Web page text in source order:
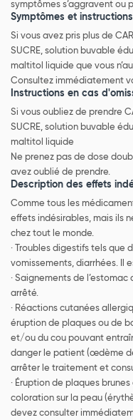
symptômes s’aggravent ou
Symptômes et
Si vous avez pris plus de
SUCRE, solution buvable
maltitol liquide que vous
Consultez immédiatement
Instructions en cas
Si vous oubliez de prendre
SUCRE, solution buvable
maltitol liquide
Ne prenez pas de dose
avez oublié de prendre.
Description des effets
Comme tous les
effets indésirables, mais ils
chez tout le monde.
· Troubles digestifs tels que
vomissements, diarrhées. Il
· Saignements de
arrêté.
· Réactions cutanées
éruption de plaques ou de
et/ou du cou pouvant
danger le patient (œdème
arrêter le traitement et
· Éruption de plaques
coloration sur la peau
devez consulter